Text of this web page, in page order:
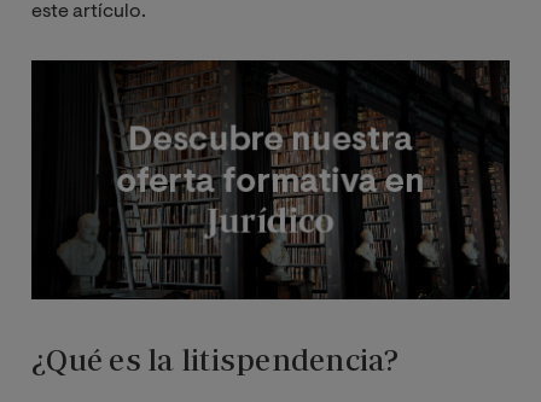
este artículo.
Imagen
¿Qué es la litispendencia?